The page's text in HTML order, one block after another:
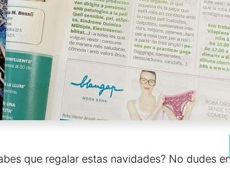
que regalar estas navidades? No dudes